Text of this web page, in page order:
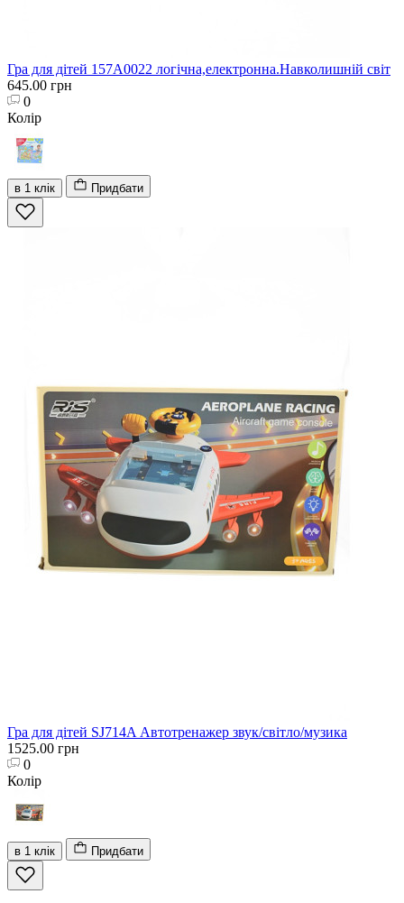
Гра для дітей 157A0022 логічна,електронна.Навколишній світ
645.00 грн
0
Колір
в 1 клік Придбати
Гра для дітей SJ714A Автотренажер звук/світло/музика
1525.00 грн
0
Колір
в 1 клік Придбати